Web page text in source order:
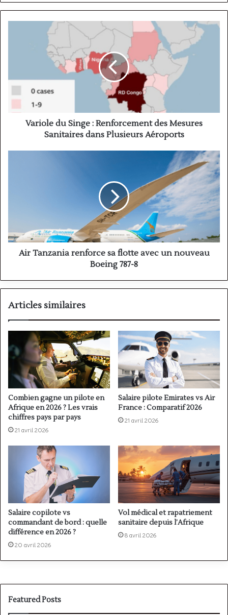
Renforcement
des
Mesures
Sanitaires
dans
Plusieurs
Aéroports
Variole du Singe : Renforcement des Mesures
Sanitaires dans Plusieurs Aéroports
nouveau
Boeing
787-
Air Tanzania renforce sa flotte avec un nouveau
Boeing 787-8
Articles similaires
Combien gagne un pilote en
Afrique en 2026 ? Les vrais
chiffres pays par pays
21 avril 2026
Salaire pilote Emirates vs Air
France : Comparatif 2026
21 avril 2026
Salaire copilote vs
commandant de bord : quelle
différence en 2026 ?
20 avril 2026
Vol médical et rapatriement
sanitaire depuis l’Afrique
8 avril 2026
Featured Posts